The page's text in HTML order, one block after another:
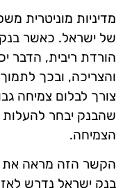
מדיניות מוניטרית
של ישראל. כאשר
הורדת ריבית, הדבר
והצריכה, ובכך
צורך לבלום צמיחה
שהבנק יבחר
הצמיחה.
הקשר הזה מראה את
בנק ישראל נדרש לאזן